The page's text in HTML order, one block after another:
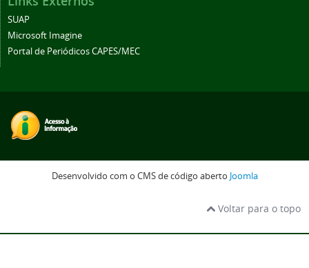
SUAP
Microsoft Imagine
Portal de Periódicos CAPES/MEC
Desenvolvido com o CMS de código aberto Joomla
Voltar para o topo